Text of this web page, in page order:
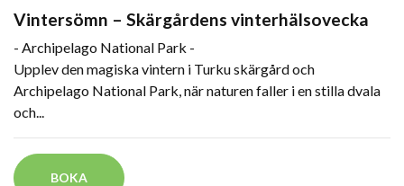
Vintersömn – Skärgårdens vinterhälsovecka
- Archipelago National Park -
Upplev den magiska vintern i Turku skärgård och
Archipelago National Park, när naturen faller i en stilla dvala
och...
BOKA